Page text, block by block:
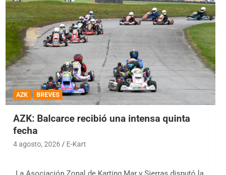
AZK BREVES
AZK: Balcarce recibió una intensa quinta
fecha
4 agosto, 2026 E-Kart